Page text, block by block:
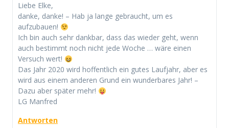
Liebe Elke,
danke, danke! – Hab ja lange gebraucht, um es
aufzubauen!
Ich bin auch sehr dankbar, dass das wieder geht, wenn
auch bestimmt noch nicht jede Woche … wäre einen
Versuch wert!
Das Jahr 2020 wird hoffentlich ein gutes Laufjahr, aber es
wird aus einem anderen Grund ein wunderbares Jahr! –
Dazu aber später mehr!
LG Manfred
Antworten